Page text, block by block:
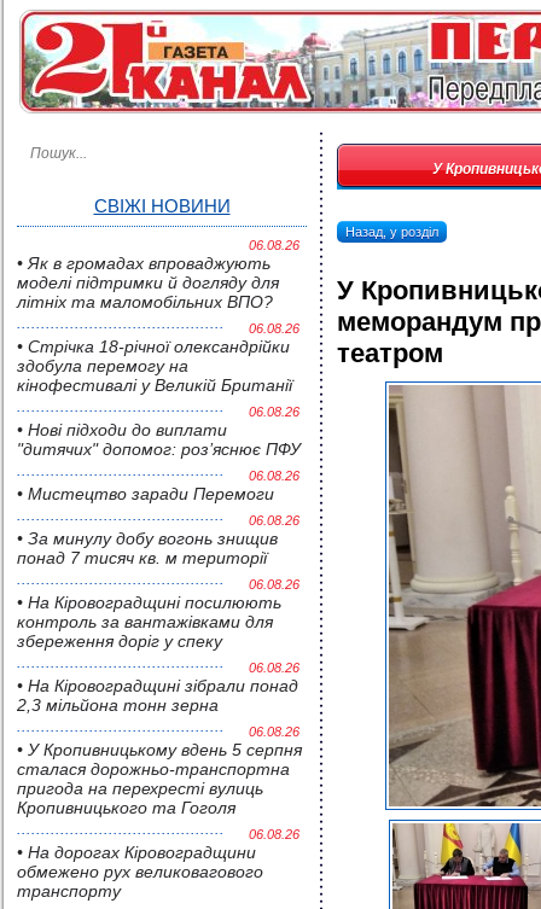
СВІЖІ НОВИНИ
06.08.26
• Як в громадах впроваджують
моделі підтримки й догляду для
літніх та маломобільних ВПО?
06.08.26
• Стрічка 18-річної олександрійки
здобула перемогу на
кінофестивалі у Великій Британії
06.08.26
• Нові підходи до виплати
"дитячих" допомог: роз’яснює ПФУ
06.08.26
• Мистецтво заради Перемоги
06.08.26
• За минулу добу вогонь знищив
понад 7 тисяч кв. м території
06.08.26
• На Кіровоградщині посилюють
контроль за вантажівками для
збереження доріг у спеку
06.08.26
• На Кіровоградщині зібрали понад
2,3 мільйона тонн зерна
06.08.26
• У Кропивницькому вдень 5 серпня
сталася дорожньо-транспортна
пригода на перехресті вулиць
Кропивницького та Гоголя
06.08.26
• На дорогах Кіровоградщини
обмежено рух великовагового
транспорту
У
Назад, у розділ
У
меморандум
театром